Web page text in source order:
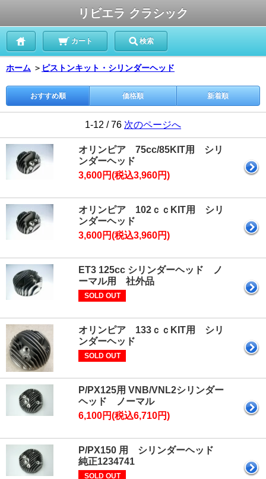
リビエラ クラシック
カート 検索
ホーム ＞ ピストンキット・シリンダーヘッド
おすすめ順 価格順 新着順
1-12 / 76 次のページへ
オリンピア 75cc/85KIT用 シリ
ンダーヘッド
3,600円(税込3,960円)
オリンピア 102ｃｃKIT用 シリ
ンダーヘッド
3,600円(税込3,960円)
ET3 125cc シリンダーヘッド ノ
ーマル用 社外品
SOLD OUT
オリンピア 133ｃｃKIT用 シリ
ンダーヘッド
SOLD OUT
P/PX125用 VNB/VNL2シリンダー
ヘッド ノーマル
6,100円(税込6,710円)
P/PX150 用 シリンダーヘッド
純正1234741
SOLD OUT